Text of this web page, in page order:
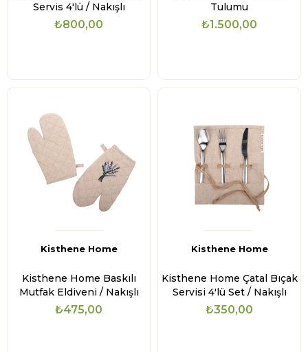
Servis 4'lü / Nakışlı
₺800,00
Tulumu
₺1.500,00
Kisthene Home
Kisthene Home Baskılı
Mutfak Eldiveni / Nakışlı
₺475,00
Kisthene Home
Kisthene Home Çatal Bıçak
Servisi 4'lü Set / Nakışlı
₺350,00